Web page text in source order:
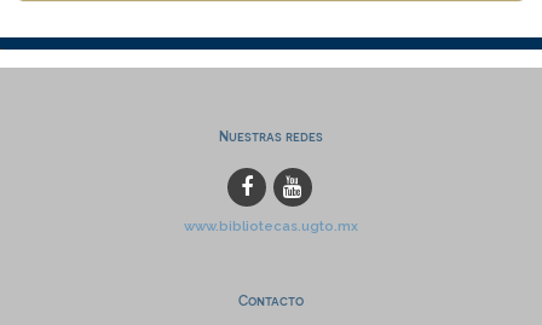
Nuestras redes
www.bibliotecas.ugto.mx
Contacto